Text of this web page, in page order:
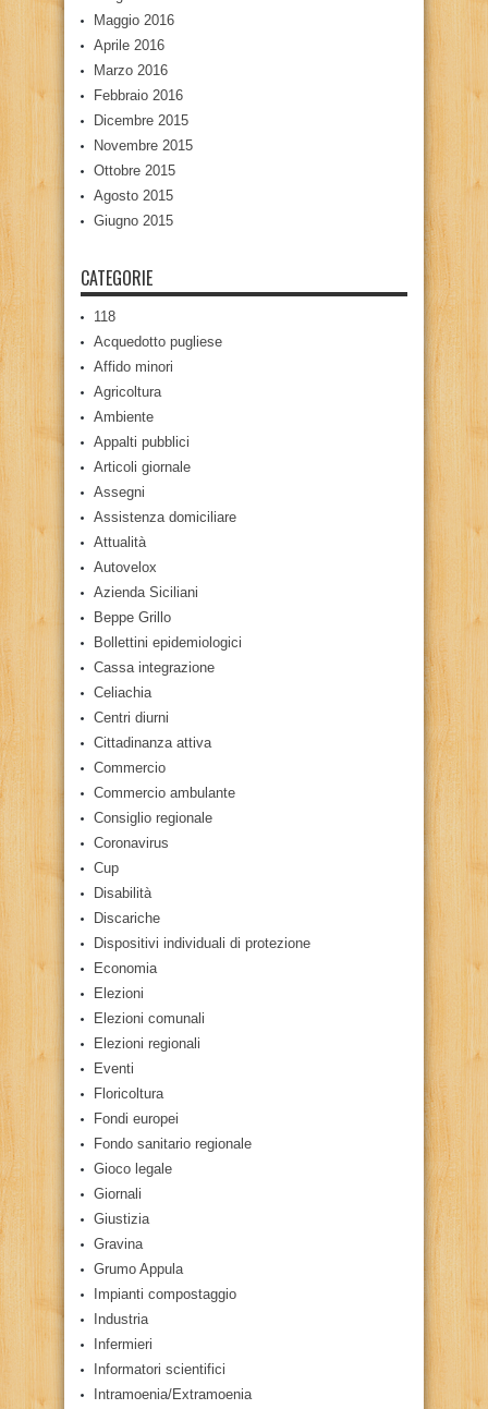
Maggio 2016
Aprile 2016
Marzo 2016
Febbraio 2016
Dicembre 2015
Novembre 2015
Ottobre 2015
Agosto 2015
Giugno 2015
CATEGORIE
118
Acquedotto pugliese
Affido minori
Agricoltura
Ambiente
Appalti pubblici
Articoli giornale
Assegni
Assistenza domiciliare
Attualità
Autovelox
Azienda Siciliani
Beppe Grillo
Bollettini epidemiologici
Cassa integrazione
Celiachia
Centri diurni
Cittadinanza attiva
Commercio
Commercio ambulante
Consiglio regionale
Coronavirus
Cup
Disabilità
Discariche
Dispositivi individuali di protezione
Economia
Elezioni
Elezioni comunali
Elezioni regionali
Eventi
Floricoltura
Fondi europei
Fondo sanitario regionale
Gioco legale
Giornali
Giustizia
Gravina
Grumo Appula
Impianti compostaggio
Industria
Infermieri
Informatori scientifici
Intramoenia/Extramoenia